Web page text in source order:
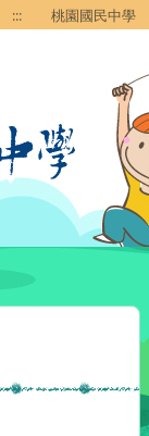
::: 桃園國民中學